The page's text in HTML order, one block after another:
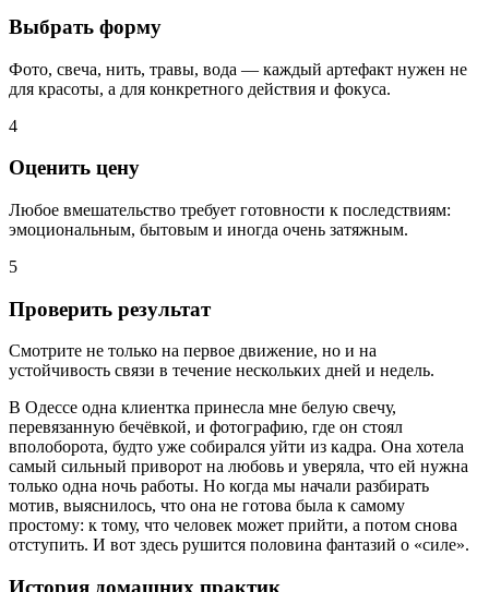
Выбрать форму
Фото, свеча, нить, травы, вода — каждый артефакт нужен не
для красоты, а для конкретного действия и фокуса.
4
Оценить цену
Любое вмешательство требует готовности к последствиям:
эмоциональным, бытовым и иногда очень затяжным.
5
Проверить результат
Смотрите не только на первое движение, но и на
устойчивость связи в течение нескольких дней и недель.
В Одессе одна клиентка принесла мне белую свечу,
перевязанную бечёвкой, и фотографию, где он стоял
вполоборота, будто уже собирался уйти из кадра. Она хотела
самый сильный приворот на любовь и уверяла, что ей нужна
только одна ночь работы. Но когда мы начали разбирать
мотив, выяснилось, что она не готова была к самому
простому: к тому, что человек может прийти, а потом снова
отступить. И вот здесь рушится половина фантазий о «силе».
История домашних практик